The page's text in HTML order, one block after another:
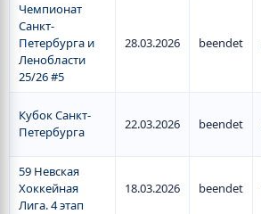
Чемпионат
Санкт-
Петербурга и
Ленобласти
25/26 #5
28.03.2026 beendet
Кубок Санкт-
Петербурга
22.03.2026 beendet
59 Невская
Хоккейная
Лига. 4 этап
18.03.2026 beendet